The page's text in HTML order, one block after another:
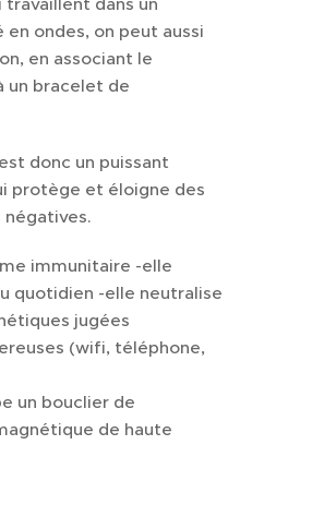
ondes, on peut aussi
en associant le
un bracelet de
donc un puissant
protège et éloigne des
immunitaire -elle
quotidien -elle neutralise
jugées
(wifi, téléphone,
un bouclier de
de haute